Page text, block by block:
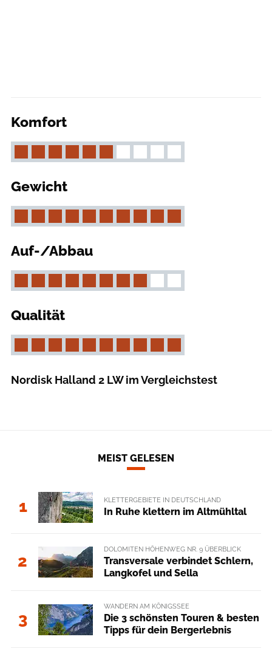
Komfort
Gewicht
Auf-/Abbau
Qualität
Nordisk Halland 2 LW im Vergleichstest
MEIST GELESEN
1 KLETTERGEBIETE IN DEUTSCHLAND
In Ruhe klettern im Altmühltal
2
DOLOMITEN HÖHENWEG NR. 9 ÜBERBLICK
Transversale verbindet Schlern,
Langkofel und Sella
3
WANDERN AM KÖNIGSSEE
Die 3 schönsten Touren & besten
Tipps für dein Bergerlebnis